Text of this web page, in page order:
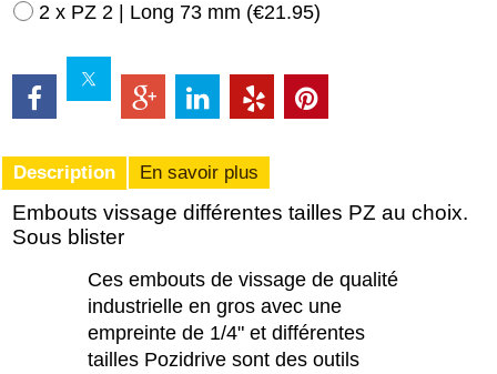
2 x PZ 2 | Long 73 mm (€21.95)
Description En savoir plus
Embouts vissage différentes tailles PZ au choix.
Sous blister
Ces embouts de vissage de qualité
industrielle en gros avec une
empreinte de 1/4" et différentes
tailles Pozidrive sont des outils